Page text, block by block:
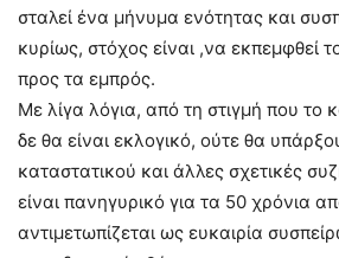
σταλεί ένα μήνυμα ενότητας και
κυρίως, στόχος είναι ,να εκπεμφθεί
προς τα εμπρός.
Με λίγα λόγια, από τη στιγμή που το
δε θα είναι εκλογικό, ούτε θα
καταστατικού και άλλες σχετικές
είναι πανηγυρικό για τα 50 χρόνια
αντιμετωπίζεται ως ευκαιρία